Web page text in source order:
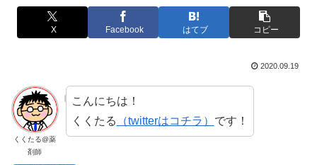
X Facebook はてブ コピー
2020.09.19
くくたる@薬
剤師
こんにちは！
くくたる （twitterはコチラ） です！